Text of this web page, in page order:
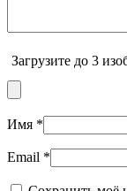
Загрузите до 3
Имя *
Email *